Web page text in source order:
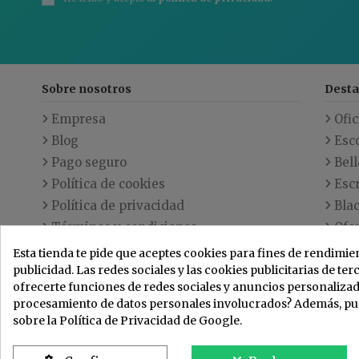
Sobre nosotros
Empresa
Blog
Pago seguro
Política de cookies
Política de privacidad
Términos y condiciones
Envío
Contacte con nosotros
Los
Esta tienda te pide que aceptes cookies para fines de
publicidad. Las redes sociales y las cookies publicitarias de
ofrecerte funciones de redes sociales y anuncios
procesamiento de datos personales involucrados? Además,
sobre la Política de Privacidad de Google.